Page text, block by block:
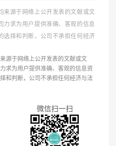
来源于网络上公开发表的文献或文
力求为用户提供准确、客观的信息
选择和判断，公司不承担任何经济
源于网络上公开发表的文献或文
求为用户提供准确、客观的信息资
和判断，公司不承担任何经济与法
微信扫一扫